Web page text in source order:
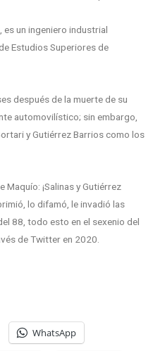
es un ingeniero industrial
Estudios Superiores de
después de la muerte de su
automovilístico; sin embargo,
y Gutiérrez Barrios como los
Maquío: ¡Salinas y Gutiérrez
lo difamó, le invadió las
88, todo esto en el sexenio del
de Twitter en 2020.
WhatsApp